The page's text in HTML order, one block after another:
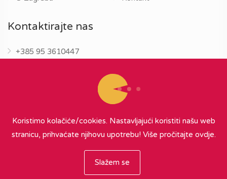
Kontaktirajte nas
+385 95 3610447
Koristimo kolačiće/cookies. Nastavljajući koristiti našu web
stranicu, prihvaćate njihovu upotrebu! Više pročitajte ovdje.
Slažem se